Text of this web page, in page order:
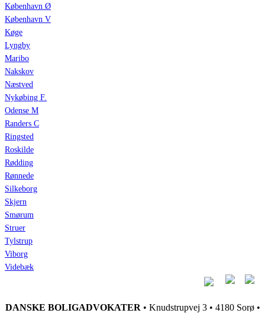
København Ø
København V
Køge
Lyngby
Maribo
Nakskov
Næstved
Nykøbing F.
Odense M
Randers C
Ringsted
Roskilde
Rødding
Rønnede
Silkeborg
Skjern
Smørum
Struer
Tylstrup
Viborg
Videbæk
DANSKE BOLIGADVOKATER • Knudstrupvej 3 • 4180 Sorø •